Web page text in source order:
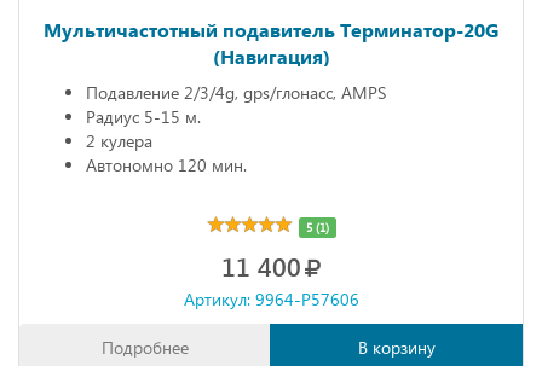
Мультичастотный подавитель Терминатор-20G
(Навигация)
Подавление 2/3/4g, gps/глонасс, AMPS
Радиус 5-15 м.
2 кулера
Автономно 120 мин.
5 (1)
11 400
Артикул: 9964-P57606
Подробнее В корзину